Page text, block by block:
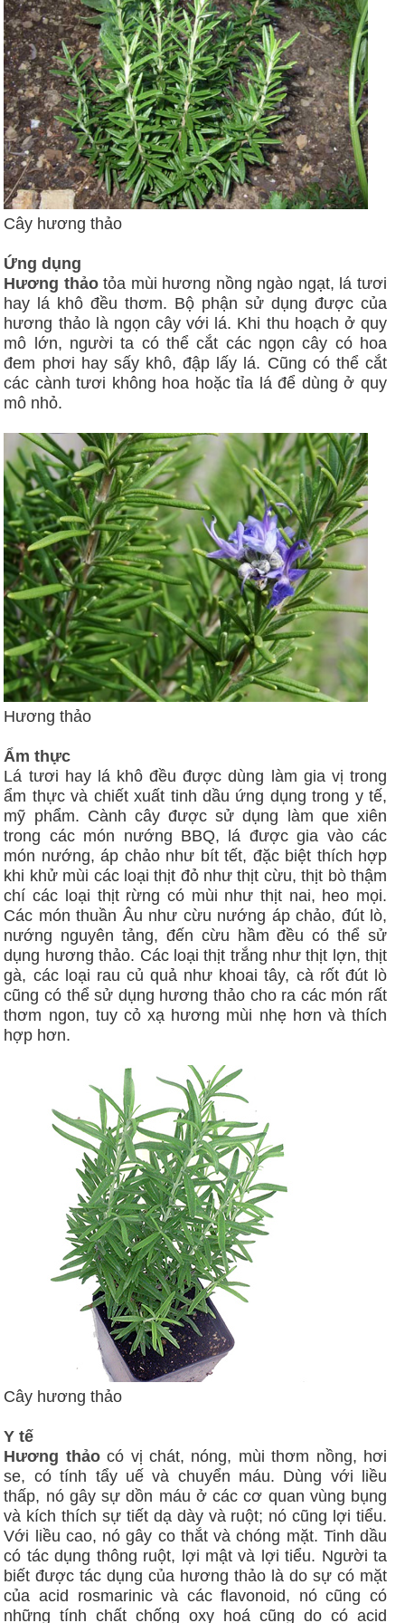
Cây hương thảo
Ứng dụng
Hương thảotỏa mùi hương nồng ngào ngạt, lá tươi
hay lá khô đều thơm. Bộ phận sử dụng được của
hương thảo là ngọn cây với lá. Khi thu hoạch ở quy
mô lớn, người ta có thể cắt các ngọn cây có hoa
đem phơi hay sấy khô, đập lấy lá. Cũng có thể cắt
các cành tươi không hoa hoặc tỉa lá để dùng ở quy
mô nhỏ.
Hương thảo
Ẩm thực
Lá tươi hay lá khô đều được dùng làm gia vị trong
ẩm thực và chiết xuất tinh dầu ứng dụng trong y tế,
mỹ phẩm. Cành cây được sử dụng làm que xiên
trong các món nướng BBQ, lá được gia vào các
món nướng, áp chảo như bít tết, đặc biệt thích hợp
khi khử mùi các loại thịt đỏ như thịt cừu, thịt bò thậm
chí các loại thịt rừng có mùi như thịt nai, heo mọi.
Các món thuần Âu như cừu nướng áp chảo, đút lò,
nướng nguyên tảng, đến cừu hầm đều có thể sử
dụng hương thảo. Các loại thịt trắng như thịt lợn, thịt
gà, các loại rau củ quả như khoai tây, cà rốt đút lò
cũng có thể sử dụng hương thảo cho ra các món rất
thơm ngon, tuy cỏ xạ hương mùi nhẹ hơn và thích
hợp hơn.
Cây hương thảo
Y tế
Hương thảocó vị chát, nóng, mùi thơm nồng, hơi
se, có tính tẩy uế và chuyển máu. Dùng với liều
thấp, nó gây sự dồn máu ở các cơ quan vùng bụng
và kích thích sự tiết dạ dày và ruột; nó cũng lợi tiểu.
Với liều cao, nó gây co thắt và chóng mặt. Tinh dầu
có tác dụng thông ruột, lợi mật và lợi tiểu. Người ta
biết được tác dụng của hương thảo là do sự có mặt
của acid rosmarinic và các flavonoid, nó cũng có
những tính chất chống oxy hoá cũng do có acid